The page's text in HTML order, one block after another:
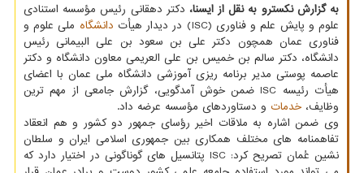
به گزارش نکسترو به نقل از ایسنا، دکتر دهقانی رئیس مؤسسه استنادی
علوم و پایش علم و فناوری (ISC) در دیدار هیأت
دانشگاه ملی علوم و
فناوری عمان همچون دکتر علی بن سعود بن علی البیمانی رئیس
دانشگاه، دکتر سالم بن خمیس بن علی العریمی معاون دانشگاه و دکتر
عاصمه پوستی مدیر برنامه ریزی آموزشی دانشگاه ملی عمان با اعضای
هیأت رئیسه ISC ضمن خوش آمدگویی، گزارش جامعی از مهم ترین
وظایف، خدمات و دستاوردهای مؤسسه عرضه داد.
وی ضمن اشاره به ملاقات اخیر رؤسای جمهور دو کشور و هم انعقاد
تفاهمنامه های مختلف همکاری بین جمهوری اسلامی ایران و سلطان
نشین عُمان تصریح کرد: ISC پتانسیل های گوناگونی در اختیار دارد که